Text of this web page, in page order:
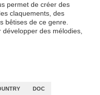
permet de créer des
claquements, des
bêtises de ce genre.
des mélodies,
DOC